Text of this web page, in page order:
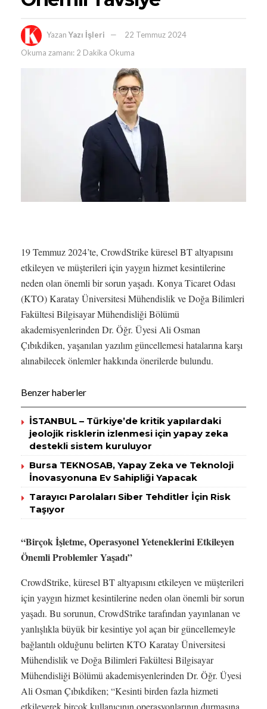
Yazan Yazı İşleri
22 Temmuz 2024
Okuma zamanı: 2 Dakika Okuma
19 Temmuz 2024’te, CrowdStrike küresel BT altyapısını
etkileyen ve müşterileri için yaygın hizmet kesintilerine
neden olan önemli bir sorun yaşadı. Konya Ticaret Odası
(KTO) Karatay Üniversitesi Mühendislik ve Doğa Bilimleri
Fakültesi Bilgisayar Mühendisliği Bölümü
akademisyenlerinden Dr. Öğr. Üyesi Ali Osman
Çıbıkdiken, yaşanılan yazılım güncellemesi hatalarına karşı
alınabilecek önlemler hakkında önerilerde bulundu.
Benzer haberler
İSTANBUL – Türkiye’de kritik yapılardaki
jeolojik risklerin izlenmesi için yapay zeka
destekli sistem kuruluyor
Bursa TEKNOSAB, Yapay Zeka ve Teknoloji
İnovasyonuna Ev Sahipliği Yapacak
Tarayıcı Parolaları Siber Tehditler İçin Risk
Taşıyor
“Birçok İşletme, Operasyonel Yeteneklerini Etkileyen
Önemli Problemler Yaşadı”
CrowdStrike, küresel BT altyapısını etkileyen ve müşterileri
için yaygın hizmet kesintilerine neden olan önemli bir sorun
yaşadı. Bu sorunun, CrowdStrike tarafından yayınlanan ve
yanlışlıkla büyük bir kesintiye yol açan bir güncellemeyle
bağlantılı olduğunu belirten KTO Karatay Üniversitesi
Mühendislik ve Doğa Bilimleri Fakültesi Bilgisayar
Mühendisliği Bölümü akademisyenlerinden Dr. Öğr. Üyesi
Ali Osman Çıbıkdiken; “Kesinti birden fazla hizmeti